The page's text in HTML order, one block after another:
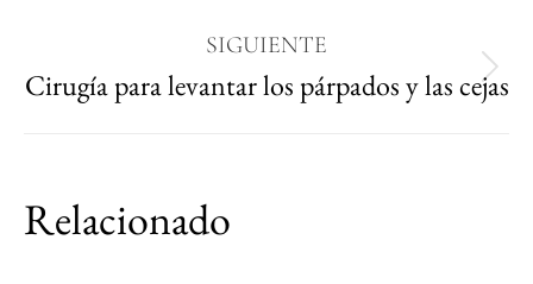
SIGUIENTE
Cirugía para levantar los párpados y las cejas
Relacionado